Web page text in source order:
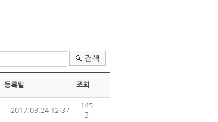
검색
등록일 조회
2017.03.24 12:37
145
3